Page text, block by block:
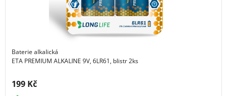
Baterie alkalická
ETA PREMIUM ALKALINE 9V, 6LR61, blistr 2ks
Cena s DPH:
199 Kč